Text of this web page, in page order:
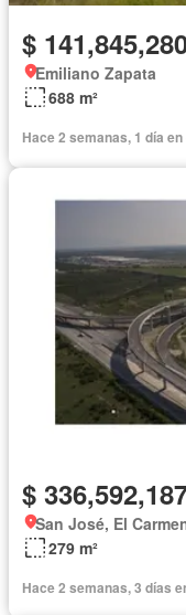
$
Emiliano Zapata
688 m²
Hace 2 semanas, 1 día en
$
San José, El
279 m²
Hace 2 semanas, 3 días